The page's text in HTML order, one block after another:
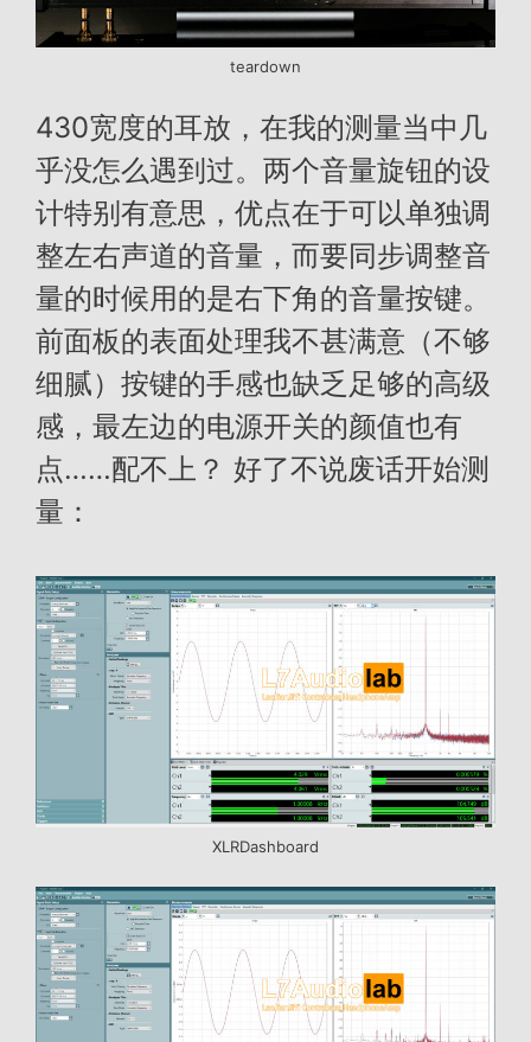
teardown
430宽度的耳放，在我的测量当中几
乎没怎么遇到过。两个音量旋钮的设
计特别有意思，优点在于可以单独调
整左右声道的音量，而要同步调整音
量的时候用的是右下角的音量按键。
前面板的表面处理我不甚满意（不够
细腻）按键的手感也缺乏足够的高级
感，最左边的电源开关的颜值也有
点……配不上？ 好了不说废话开始测
量：
XLRDashboard